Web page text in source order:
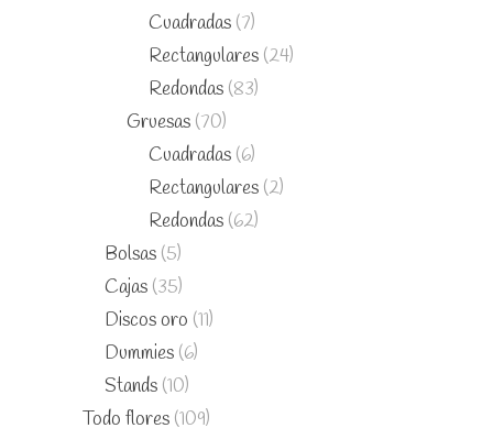
Cuadradas (7)
Rectangulares (24)
Redondas (83)
Gruesas (70)
Cuadradas (6)
Rectangulares (2)
Redondas (62)
Bolsas (5)
Cajas (35)
Discos oro (11)
Dummies (6)
Stands (10)
Todo flores (109)